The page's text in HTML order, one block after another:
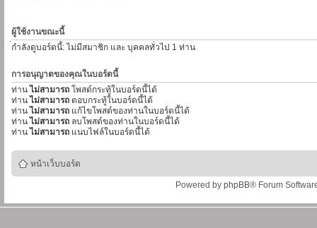
ผู้ใช้งานขณะนี้
่กำลังดูบอร์ดนี้: ไม่มีสมาชิก และ บุคคลทั่วไป 1 ท่าน
การอนุญาตของคุณในบอร์ดนี้
ท่าน ไม่สามารถ โพสต์กระทู้ในบอร์ดนี้ได้
ท่าน ไม่สามารถ ตอบกระทู้ในบอร์ดนี้ได้
ท่าน ไม่สามารถ แก้ไขโพสต์ของท่านในบอร์ดนี้ได้
ท่าน ไม่สามารถ ลบโพสต์ของท่านในบอร์ดนี้ได้
ท่าน ไม่สามารถ แนบไฟล์ในบอร์ดนี้ได้
หน้าเว็บบอร์ด
Powered by phpBB® Forum